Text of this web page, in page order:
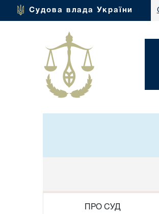
Судова влада України
ПРО СУД